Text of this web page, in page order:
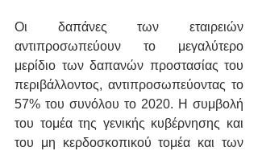
Οι δαπάνες των εταιρειών
αντιπροσωπεύουν το μεγαλύτερο
μερίδιο των δαπανών προστασίας του
περιβάλλοντος, αντιπροσωπεύοντας το
57% του συνόλου το 2020. Η συμβολή
του τομέα της γενικής κυβέρνησης και
του μη κερδοσκοπικού τομέα και των